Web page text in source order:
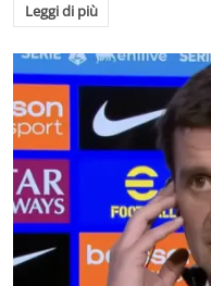
Leggi di più